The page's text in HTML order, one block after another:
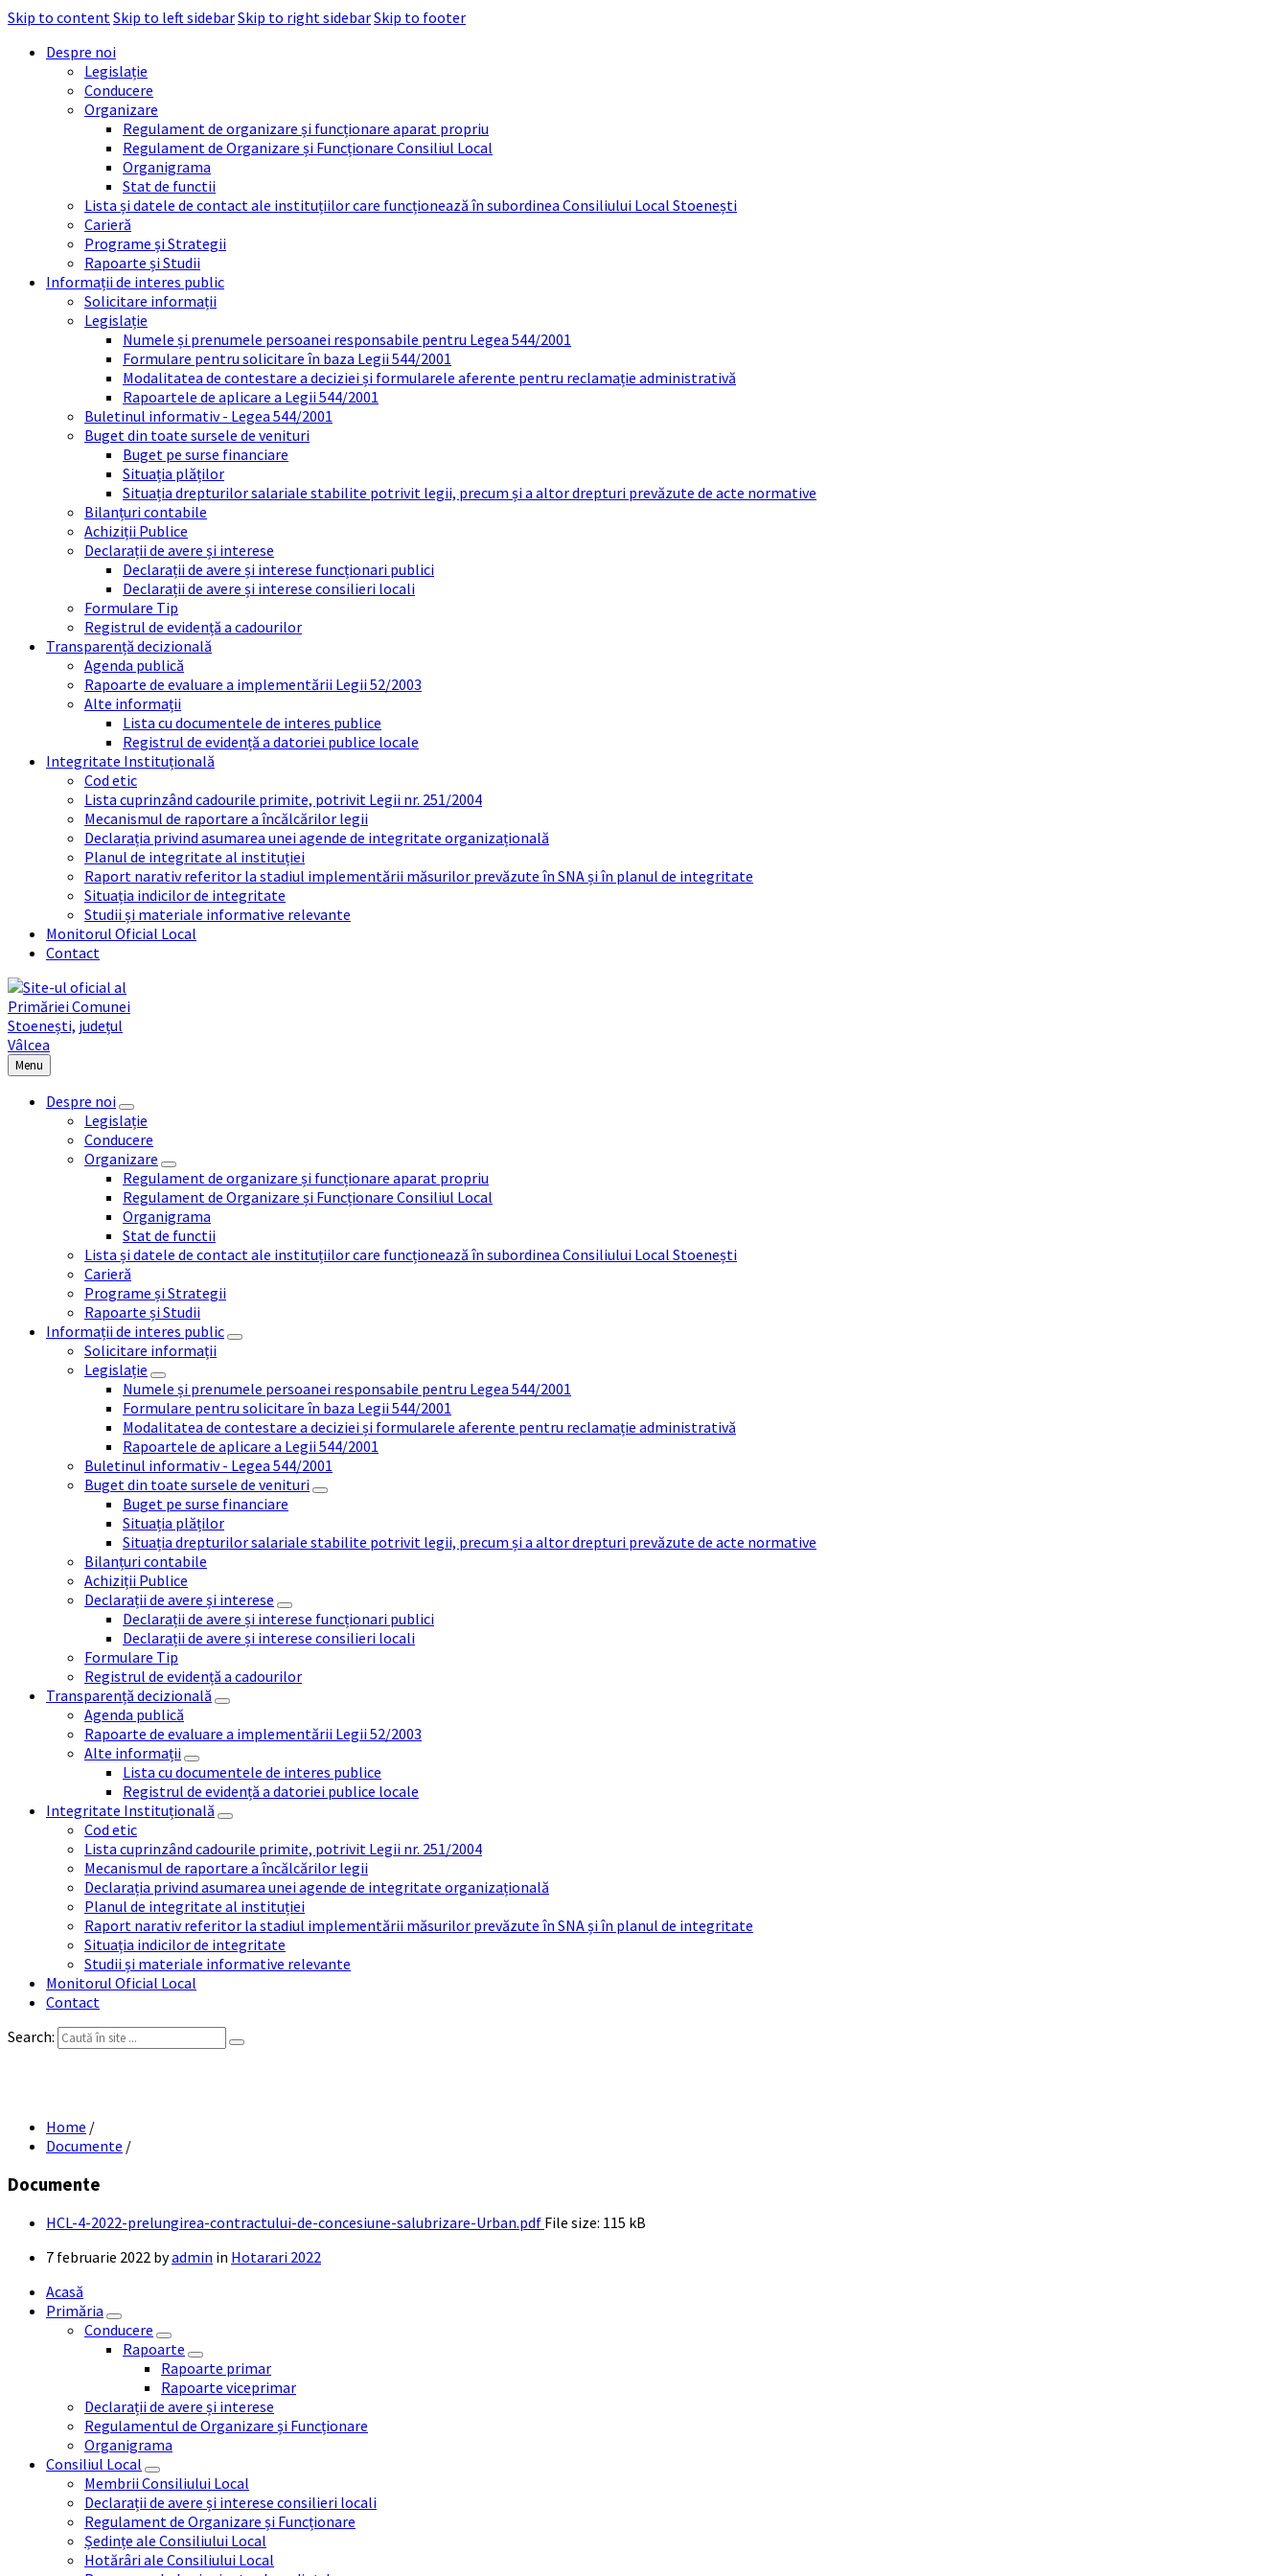
Skip to contentSkip to left sidebarSkip to right sidebarSkip to footer
Despre noi
Legislație
Conducere
Organizare
Regulament de organizare și funcționare aparat propriu
Regulament de Organizare și Funcționare Consiliul Local
Organigrama
Stat de functii
Lista și datele de contact ale instituțiilor care funcționează în subordinea Consiliului Local Stoenești
Carieră
Programe și Strategii
Rapoarte și Studii
Informații de interes public
Solicitare informații
Legislație
Numele și prenumele persoanei responsabile pentru Legea 544/2001
Formulare pentru solicitare în baza Legii 544/2001
Modalitatea de contestare a deciziei și formularele aferente pentru reclamație administrativă
Rapoartele de aplicare a Legii 544/2001
Buletinul informativ - Legea 544/2001
Buget din toate sursele de venituri
Buget pe surse financiare
Situația plăților
Situația drepturilor salariale stabilite potrivit legii, precum și a altor drepturi prevăzute de acte normative
Bilanțuri contabile
Achiziții Publice
Declarații de avere și interese
Declarații de avere și interese funcționari publici
Declarații de avere și interese consilieri locali
Formulare Tip
Registrul de evidență a cadourilor
Transparență decizională
Agenda publică
Rapoarte de evaluare a implementării Legii 52/2003
Alte informații
Lista cu documentele de interes publice
Registrul de evidență a datoriei publice locale
Integritate Instituțională
Cod etic
Lista cuprinzând cadourile primite, potrivit Legii nr. 251/2004
Mecanismul de raportare a încălcărilor legii
Declarația privind asumarea unei agende de integritate organizațională
Planul de integritate al instituției
Raport narativ referitor la stadiul implementării măsurilor prevăzute în SNA și în planul de integritate
Situația indicilor de integritate
Studii și materiale informative relevante
Monitorul Oficial Local
Contact
Menu
Despre noi
Legislație
Conducere
Organizare
Regulament de organizare și funcționare aparat propriu
Regulament de Organizare și Funcționare Consiliul Local
Organigrama
Stat de functii
Lista și datele de contact ale instituțiilor care funcționează în subordinea Consiliului Local Stoenești
Carieră
Programe și Strategii
Rapoarte și Studii
Informații de interes public
Solicitare informații
Legislație
Numele și prenumele persoanei responsabile pentru Legea 544/2001
Formulare pentru solicitare în baza Legii 544/2001
Modalitatea de contestare a deciziei și formularele aferente pentru reclamație administrativă
Rapoartele de aplicare a Legii 544/2001
Buletinul informativ - Legea 544/2001
Buget din toate sursele de venituri
Buget pe surse financiare
Situația plăților
Situația drepturilor salariale stabilite potrivit legii, precum și a altor drepturi prevăzute de acte normative
Bilanțuri contabile
Achiziții Publice
Declarații de avere și interese
Declarații de avere și interese funcționari publici
Declarații de avere și interese consilieri locali
Formulare Tip
Registrul de evidență a cadourilor
Transparență decizională
Agenda publică
Rapoarte de evaluare a implementării Legii 52/2003
Alte informații
Lista cu documentele de interes publice
Registrul de evidență a datoriei publice locale
Integritate Instituțională
Cod etic
Lista cuprinzând cadourile primite, potrivit Legii nr. 251/2004
Mecanismul de raportare a încălcărilor legii
Declarația privind asumarea unei agende de integritate organizațională
Planul de integritate al instituției
Raport narativ referitor la stadiul implementării măsurilor prevăzute în SNA și în planul de integritate
Situația indicilor de integritate
Studii și materiale informative relevante
Monitorul Oficial Local
Contact
Search:
Home /
Documente /
Documente
HCL-4-2022-prelungirea-contractului-de-concesiune-salubrizare-Urban.pdf File size: 115 kB
7 februarie 2022 byadmin in Hotarari 2022
Acasă
Primăria
Conducere
Rapoarte
Rapoarte primar
Rapoarte viceprimar
Declarații de avere și interese
Regulamentul de Organizare și Funcționare
Organigrama
Consiliul Local
Membrii Consiliului Local
Declarații de avere și interese consilieri locali
Regulament de Organizare și Funcționare
Ședințe ale Consiliului Local
Hotărâri ale Consiliului Local